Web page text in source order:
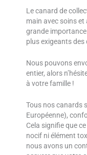
Le canard de
main avec soins
grande
plus exigeants des
Nous pouvons
entier, alors
à votre famille !
Tous nos canards
Européenne),
Cela signifie que
nocif ni élément
nous avons un